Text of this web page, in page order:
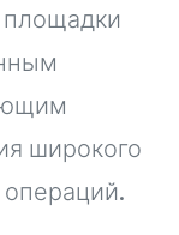
широкого
операций.